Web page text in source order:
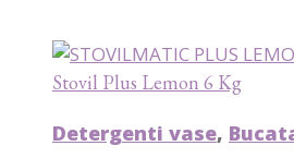
Stovil Plus Lemon 6 Kg
Detergenti vase,